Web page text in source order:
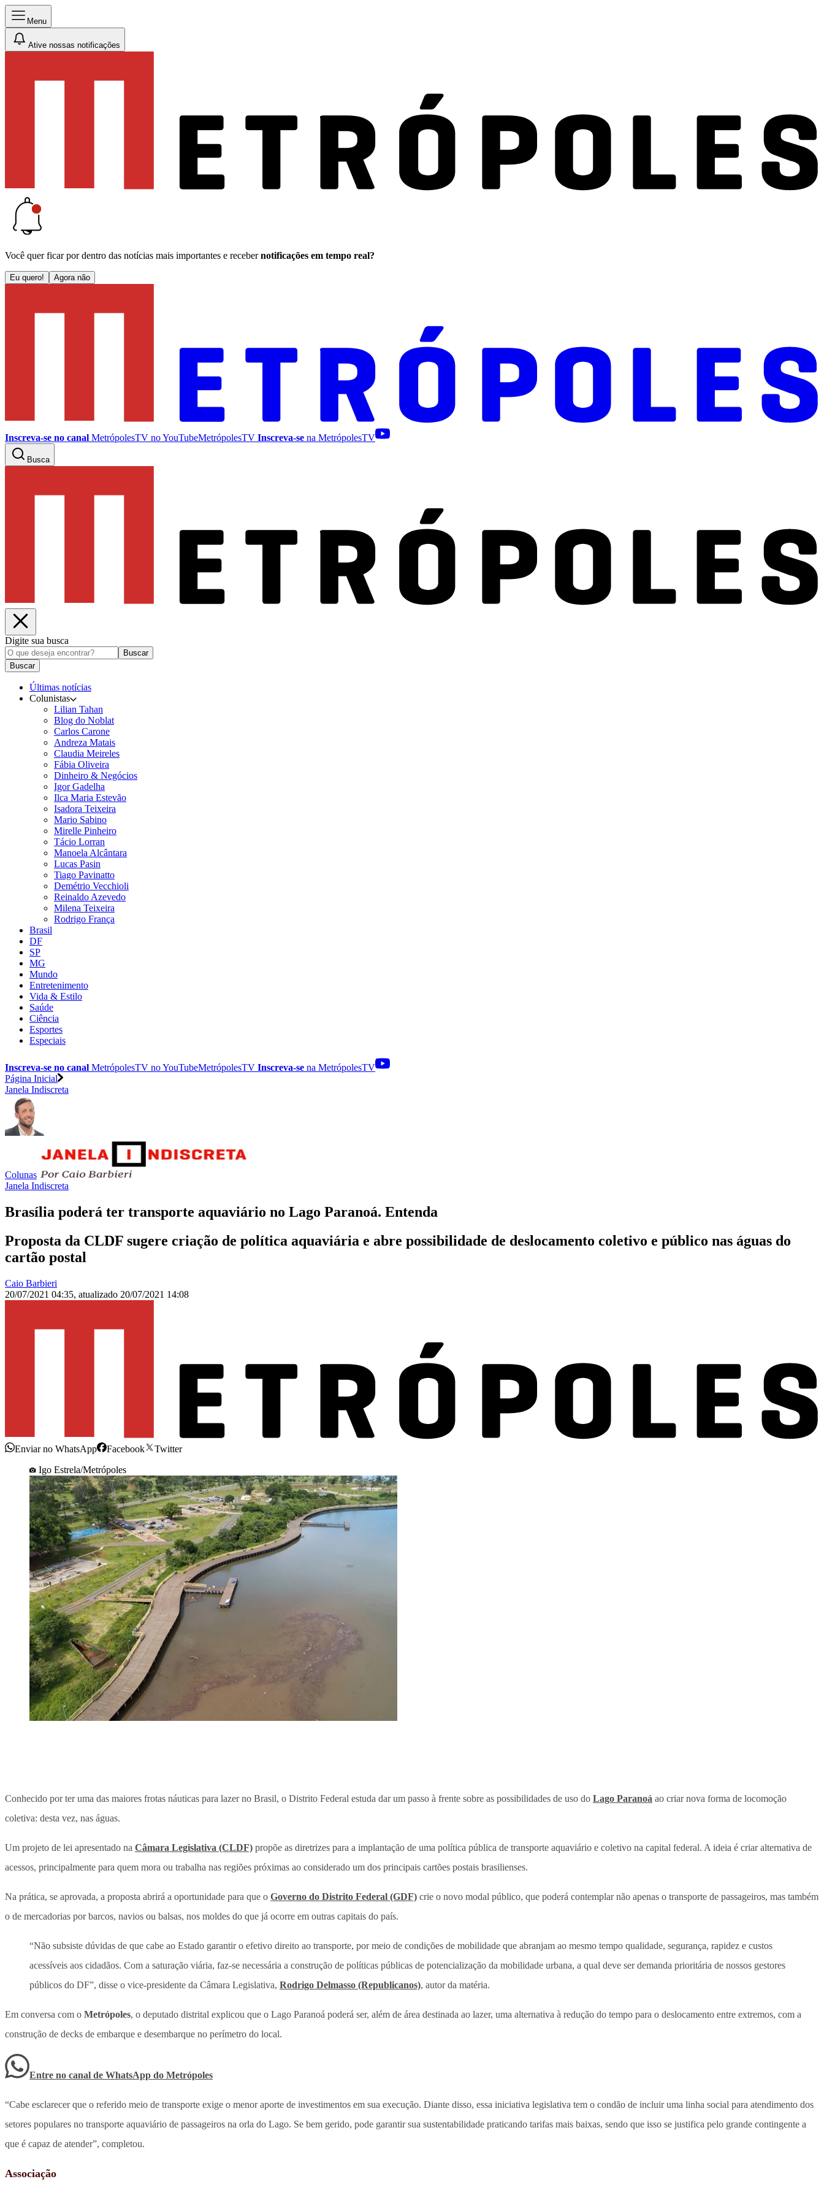
Menu
Ative nossas notificações
Você quer ficar por dentro das notícias mais importantes e receber notificações em tempo real?
Eu quero! Agora não
Inscreva-se no canal MetrópolesTV noYouTubeMetrópolesTV Inscreva-se na MetrópolesTV
Busca
Digite sua busca
Buscar
Buscar
Últimas notícias
Colunistas
Lilian Tahan
Blog do Noblat
Carlos Carone
Andreza Matais
Claudia Meireles
Fábia Oliveira
Dinheiro & Negócios
Igor Gadelha
Ilca Maria Estevão
Isadora Teixeira
Mario Sabino
Mirelle Pinheiro
Tácio Lorran
Manoela Alcântara
Lucas Pasin
Tiago Pavinatto
Demétrio Vecchioli
Reinaldo Azevedo
Milena Teixeira
Rodrigo França
Brasil
DF
SP
MG
Mundo
Entretenimento
Vida & Estilo
Saúde
Ciência
Esportes
Especiais
Inscreva-se no canal MetrópolesTV noYouTubeMetrópolesTV Inscreva-se na MetrópolesTV
Página Inicial
Janela Indiscreta
Colunas
Janela Indiscreta
Brasília poderá ter transporte aquaviário no Lago Paranoá. Entenda
Proposta da CLDF sugere criação de política aquaviária e abre possibilidade de deslocamento coletivo e público nas águas do
cartão postal
Caio Barbieri
20/07/2021 04:35, atualizado 20/07/2021 14:08
Enviar no WhatsApp Facebook
Twitter
Igo Estrela/Metrópoles
Conhecido por ter uma das maiores frotas náuticas para lazer no Brasil, o Distrito Federal estuda dar um passo à frente sobre as possibilidades de uso do Lago Paranoá ao criar nova forma de locomoção
coletiva: desta vez, nas águas.
Um projeto de lei apresentado na Câmara Legislativa (CLDF) propõe as diretrizes para a implantação de uma política pública de transporte aquaviário e coletivo na capital federal. A ideia é criar alternativa de
acessos, principalmente para quem mora ou trabalha nas regiões próximas ao considerado um dos principais cartões postais brasilienses.
Na prática, se aprovada, a proposta abrirá a oportunidade para que o Governo do Distrito Federal (GDF) crie o novo modal público, que poderá contemplar não apenas o transporte de passageiros, mas também
o de mercadorias por barcos, navios ou balsas, nos moldes do que já ocorre em outras capitais do país.
“Não subsiste dúvidas de que cabe ao Estado garantir o efetivo direito ao transporte, por meio de condições de mobilidade que abranjam ao mesmo tempo qualidade, segurança, rapidez e custos
acessíveis aos cidadãos. Com a saturação viária, faz-se necessária a construção de políticas públicas de potencialização da mobilidade urbana, a qual deve ser demanda prioritária de nossos gestores
públicos do DF”, disse o vice-presidente da Câmara Legislativa, Rodrigo Delmasso (Republicanos), autor da matéria.
Em conversa com o Metrópoles, o deputado distrital explicou que o Lago Paranoá poderá ser, além de área destinada ao lazer, uma alternativa à redução do tempo para o deslocamento entre extremos, com a
construção de decks de embarque e desembarque no perímetro do local.
Entre no canal de WhatsApp do Metrópoles
“Cabe esclarecer que o referido meio de transporte exige o menor aporte de investimentos em sua execução. Diante disso, essa iniciativa legislativa tem o condão de incluir uma linha social para atendimento dos
setores populares no transporte aquaviário de passageiros na orla do Lago. Se bem gerido, pode garantir sua sustentabilidade praticando tarifas mais baixas, sendo que isso se justifica pelo grande contingente a
que é capaz de atender”, completou.
Associação